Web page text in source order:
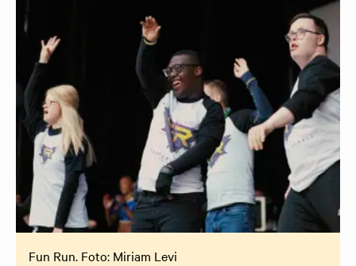
Fun Run. Foto: Miriam Levi